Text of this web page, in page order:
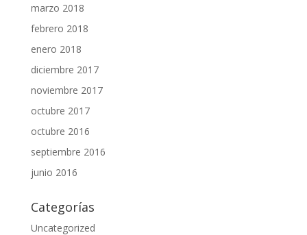
marzo 2018
febrero 2018
enero 2018
diciembre 2017
noviembre 2017
octubre 2017
octubre 2016
septiembre 2016
junio 2016
Categorías
Uncategorized